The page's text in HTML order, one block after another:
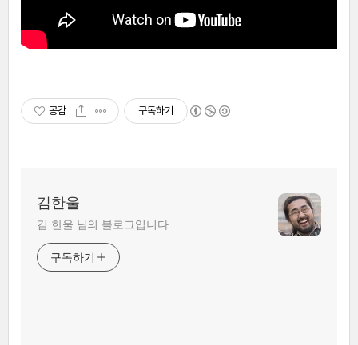
공감 구독하기
김한울
김 한울 님의 블로그입니다.
구독하기